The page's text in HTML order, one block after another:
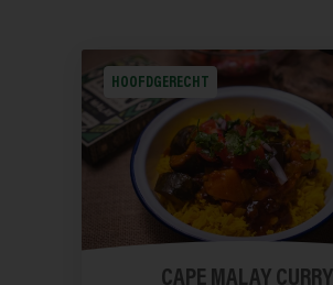
HOOFDGERECHT
CAPE MALAY CURRY